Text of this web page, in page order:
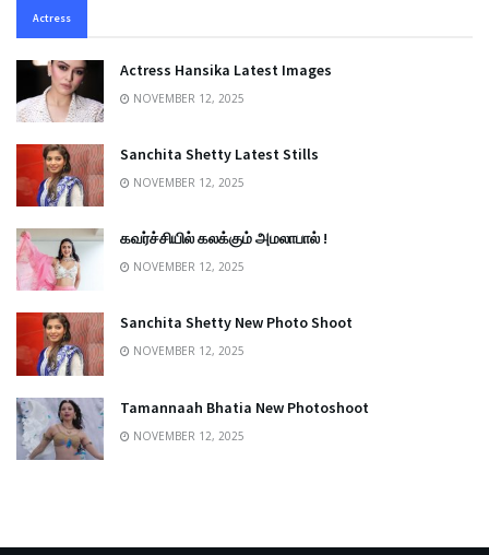
Actress
Actress Hansika Latest Images
NOVEMBER 12, 2025
Sanchita Shetty Latest Stills
NOVEMBER 12, 2025
கவர்ச்சியில் கலக்கும் அமலாபால் !
NOVEMBER 12, 2025
Sanchita Shetty New Photo Shoot
NOVEMBER 12, 2025
Tamannaah Bhatia New Photoshoot
NOVEMBER 12, 2025